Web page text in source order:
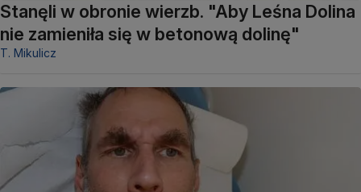
Stanęli w obronie wierzb. "Aby Leśna Dolina
nie zamieniła się w betonową dolinę"
T. Mikulicz